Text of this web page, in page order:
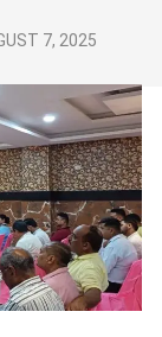
7, 2025